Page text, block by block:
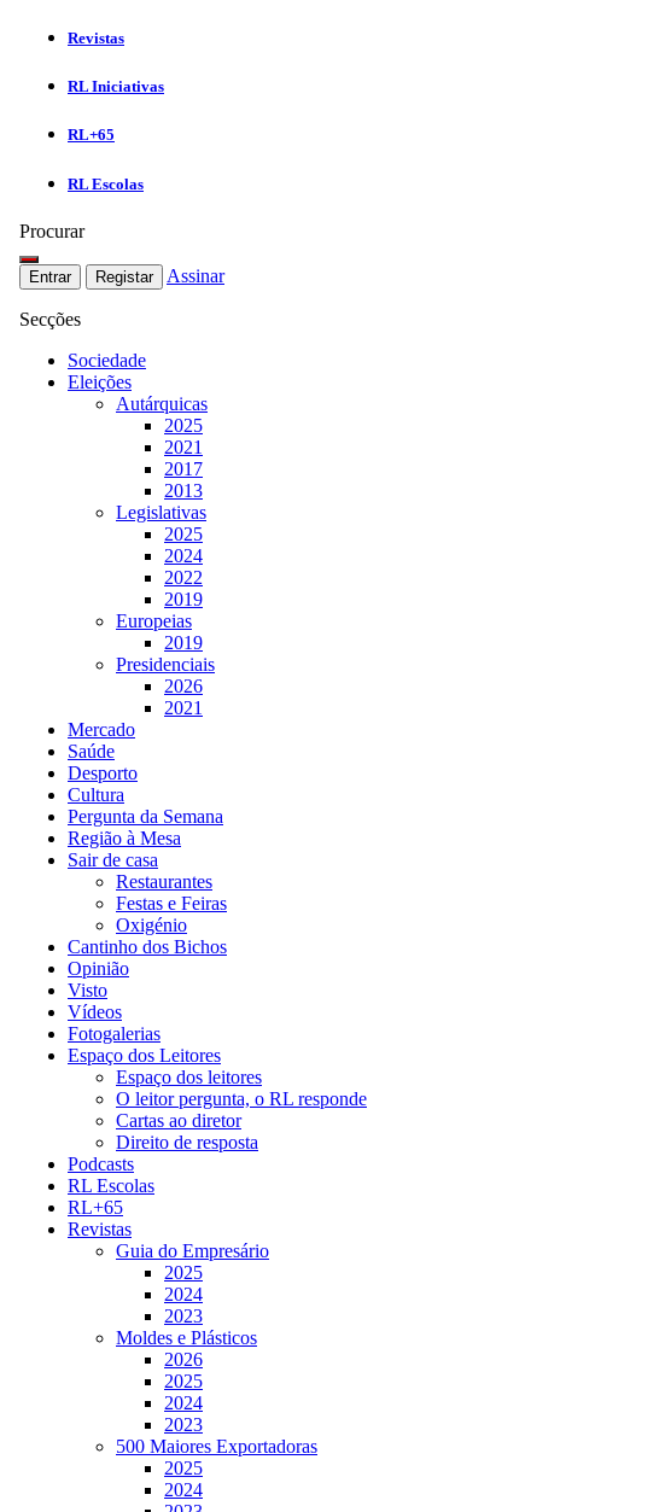
Revistas
RL Iniciativas
RL+65
RL Escolas
Procurar
Entrar Registar Assinar
Secções
Sociedade
Eleições
Autárquicas
2025
2021
2017
2013
Legislativas
2025
2024
2022
2019
Europeias
2019
Presidenciais
2026
2021
Mercado
Saúde
Desporto
Cultura
Pergunta da Semana
Região à Mesa
Sair de casa
Restaurantes
Festas e Feiras
Oxigénio
Cantinho dos Bichos
Opinião
Visto
Vídeos
Fotogalerias
Espaço dos Leitores
Espaço dos leitores
O leitor pergunta, o RL responde
Cartas ao diretor
Direito de resposta
Podcasts
RL Escolas
RL+65
Revistas
Guia do Empresário
2025
2024
2023
Moldes e Plásticos
2026
2025
2024
2023
500 Maiores Exportadoras
2025
2024